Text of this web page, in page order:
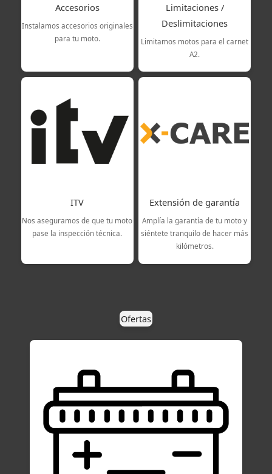
Accesorios
Instalamos accesorios originales
para tu moto.
Limitaciones /
Deslimitaciones
Limitamos motos para el carnet
A2.
ITV
Nos aseguramos de que tu moto
pase la inspección técnica.
Extensión de garantía
Amplía la garantía de tu moto y
siéntete tranquilo de hacer más
kilómetros.
Ofertas